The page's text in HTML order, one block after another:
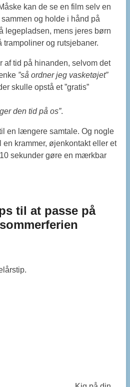
kan de se en film selv en
og holde i hånd på
legepladsen, mens jeres børn
trampoliner og rutsjebaner.
af tid på hinanden, selvom det
”så ordner jeg vasketøjet”
skulle opstå et ”gratis”
den tid på os”.
en længere samtale. Og nogle
en krammer, øjenkontakt eller et
sekunder gøre en mærkbar
til at passe på